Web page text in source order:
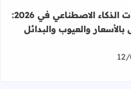
دليل شامل بالأسعار والعيوب والبدائل المجانية
أفضل أدوات الذكاء الاصطناعي في 2026:
والعيوب والبدائل